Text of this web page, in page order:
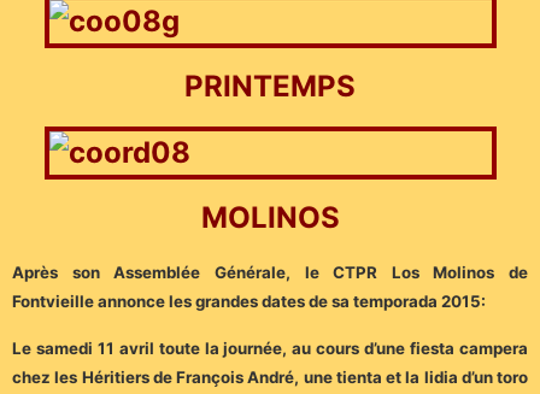
PRINTEMPS
MOLINOS
Après son Assemblée Générale, le CTPR Los Molinos de
Fontvieille annonce les grandes dates de sa temporada 2015:
Le samedi 11 avril toute la journée, au cours d’une fiesta campera
chez les Héritiers de François André, une tienta et la lidia d’un toro